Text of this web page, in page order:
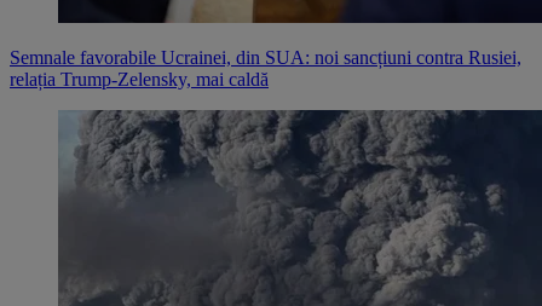
Semnale favorabile Ucrainei, din SUA: noi sancțiuni contra Rusiei,
relația Trump-Zelensky, mai caldă